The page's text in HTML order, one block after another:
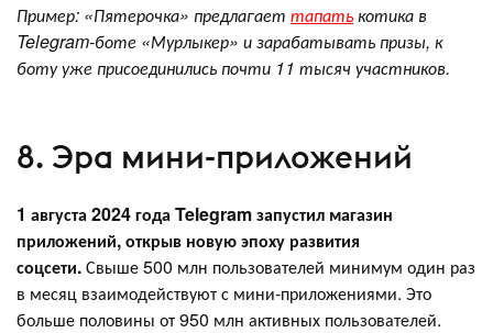
Пример: «Пятерочка» предлагает тапать котика в
Telegram-боте «Мурлыкер» и зарабатывать призы, к
боту уже присоединились почти 11 тысяч участников.
8. Эра мини-приложений
1 августа 2024 года Telegram запустил магазин
приложений, открыв новую эпоху развития
соцсети.Свыше 500 млн пользователей минимум один раз
в месяц взаимодействуют с мини-приложениями. Это
больше половины от 950 млн активных пользователей.